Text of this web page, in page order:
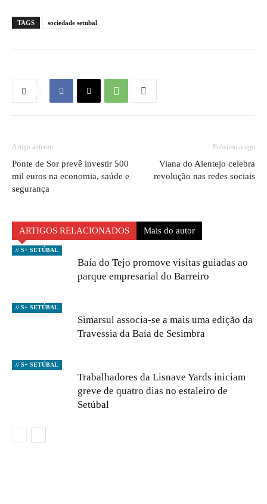
TAGS sociedade setubal
Artigo anterior
Ponte de Sor prevê investir 500
mil euros na economia, saúde e
segurança
Próximo artigo
Viana do Alentejo celebra
revolução nas redes sociais
ARTIGOS RELACIONADOS Mais do autor
// S+ SETÚBAL
Baía do Tejo promove visitas guiadas ao
parque empresarial do Barreiro
// S+ SETÚBAL
Simarsul associa-se a mais uma edição da
Travessia da Baía de Sesimbra
// S+ SETÚBAL
Trabalhadores da Lisnave Yards iniciam
greve de quatro dias no estaleiro de
Setúbal